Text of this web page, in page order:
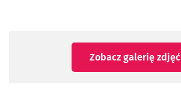
Zobacz galerię zdjęć